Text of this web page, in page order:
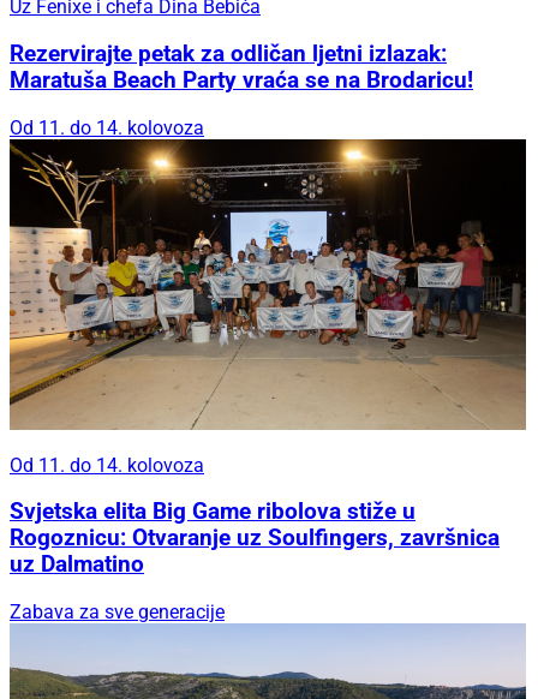
Uz Fenixe i chefa Dina Bebića
Rezervirajte petak za odličan ljetni izlazak:
Maratuša Beach Party vraća se na Brodaricu!
Od 11. do 14. kolovoza
Od 11. do 14. kolovoza
Svjetska elita Big Game ribolova stiže u
Rogoznicu: Otvaranje uz Soulfingers, završnica
uz Dalmatino
Zabava za sve generacije